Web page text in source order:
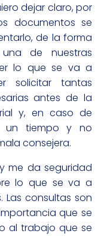
dejar claro, por
documentos se
de la forma
de nuestras
lo que se va a
solicitar tantas
antes de la
y, en caso de
un tiempo y no
consejera.
me da seguridad
lo que se va a
Las consultas son
que se
al trabajo que se